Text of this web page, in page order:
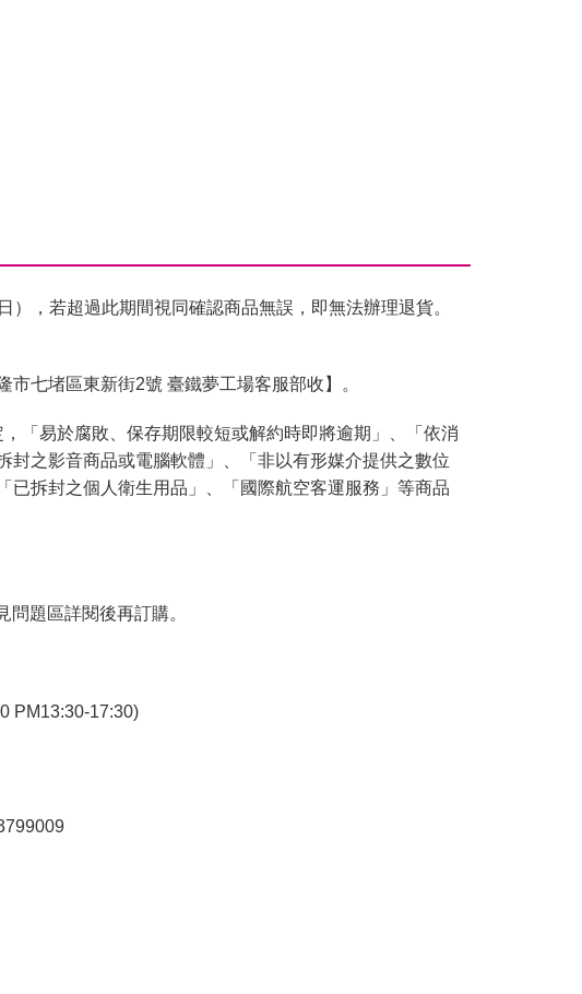
，若超過此期間視同確認商品無誤，即無法辦理退貨。
七堵區東新街2號 臺鐵夢工場客服部收】。
「易於腐敗、保存期限較短或解約時即將逾期」、「依消
之影音商品或電腦軟體」、「非以有形媒介提供之數位
拆封之個人衛生用品」、「國際航空客運服務」等商品
題區詳閱後再訂購。
PM13:30-17:30)